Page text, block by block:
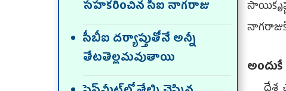
సహకరించిన సీఐ నాగరాజు
సీబీఐ దర్యాప్తుతోనే అన్నీ
తేటతెల్లమవుతాయి